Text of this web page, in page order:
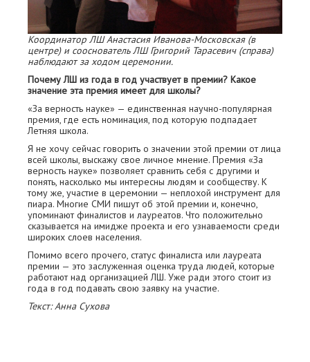
Координатор ЛШ Анастасия Иванова-Московская (в
центре) и сооснователь ЛШ Григорий Тарасевич (справа)
наблюдают за ходом церемонии.
Почему ЛШ из года в год участвует в премии? Какое
значение эта премия имеет для школы?
«За верность науке» — единственная научно-популярная
премия, где есть номинация, под которую подпадает
Летняя школа.
Я не хочу сейчас говорить о значении этой премии от лица
всей школы, выскажу свое личное мнение. Премия «За
верность науке» позволяет сравнить себя с другими и
понять, насколько мы интересны людям и сообществу. К
тому же, участие в церемонии — неплохой инструмент для
пиара. Многие СМИ пишут об этой премии и, конечно,
упоминают финалистов и лауреатов. Что положительно
сказывается на имидже проекта и его узнаваемости среди
широких слоев населения.
Помимо всего прочего, статус финалиста или лауреата
премии — это заслуженная оценка труда людей, которые
работают над организацией ЛШ. Уже ради этого стоит из
года в год подавать свою заявку на участие.
Текст: Анна Сухова